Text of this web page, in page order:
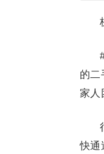
的二
家人
快通